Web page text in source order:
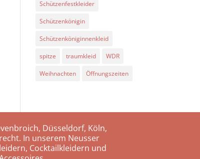
Schützenfestkleider
Schützenkönigin
Schützenköniginnenkleid
spitze traumkleid WDR
Weihnachten Öffnungszeiten
Düsseldorf, Köln,
In unserem Neusser
Cocktailkleidern und